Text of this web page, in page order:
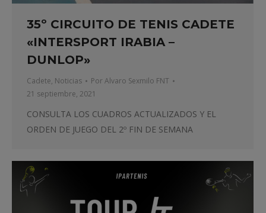
35º CIRCUITO DE TENIS CADETE
«INTERSPORT IRABIA –
DUNLOP»
Cadete, Noticias PorAlvaro Sexmilo FNT
21 septiembre, 2021
CONSULTA LOS CUADROS ACTUALIZADOS Y EL
ORDEN DE JUEGO DEL 2º FIN DE SEMANA